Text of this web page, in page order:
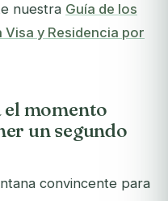
nuestra Guía de los
y Residencia por
el momento
un segundo
convincente para